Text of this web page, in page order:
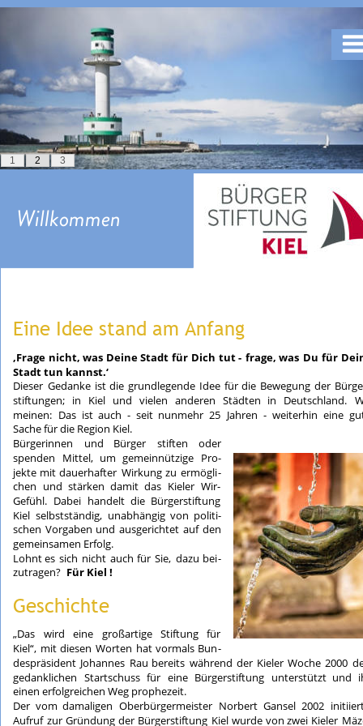
1 2 3
Eine Idee stand am Anfang
‚Frage nicht, was DeineStadt für Dich tut- frage, was Du für
Stadt tun kannst.‘
Dieser Gedanke ist die grundlegende Idee für die Bewegung der
stiftungen; in Kiel und vielen anderen Städten in Deutschland.
meinen: Das ist auch - seit nunmehr 25 Jahren - weiterhin eine
Sache für die Region Kiel.
Bürgerinnen
und Bürger stiften
oder
spenden
Mittel, um gemeinnützige Pro-
jekte mit dauerhafter Wirkung zu ermögli-
chen und stärken damit das Kieler Wir-
Gefühl. Dabei handelt die Bürgerstiftung
Kiel selbstständig, unabhängig von politi-
schen Vorgaben und ausgerichtet auf den
gemeinsamen Erfolg.
Lohntes sich nicht auch für Sie, dazu bei-
zutragen? Für Kiel !
Geschichte
„Das wird eine großartige Stiftung für
Kiel“, mit diesen Worten hat vormals Bun-
despräsident Johannes Rau bereits während der Kieler Woche 2000
gedanklichen Startschuss für eine Bürgerstiftung unterstützt und
einen erfolgreichen Weg prophezeit.
Der vom damaligen Oberbürgermeister Norbert Gansel 2002
Aufruf zur Gründung der Bürgerstiftung Kiel wurde von zwei Kieler
Willkommen